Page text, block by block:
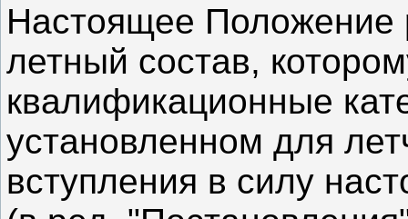
Настоящее Положение
летный состав,
квалификационные
установленном для
вступления в силу